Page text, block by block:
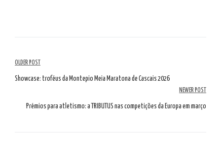
Navigazione
tra
gli
OLDER POST
Showcase: troféus da Montepio Meia Maratona de Cascais 2026
NEWER POST
Prémios para atletismo: a TRIBUTUS nas competições da Europa em março